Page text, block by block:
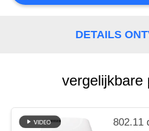
DETAILS
vergelijkbare
802.11